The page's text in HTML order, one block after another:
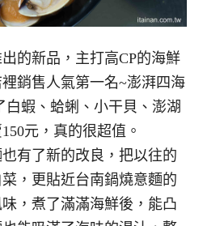
的新品，主打高CP的海鮮
銷售人氣第一名~澎湃四海
蝦、蛤蜊、小干貝、澎湖
元，真的很超值。
有了新的改良，把以往的
，更貼近台南鍋燒意麵的
，煮了滿滿海鮮後，能凸